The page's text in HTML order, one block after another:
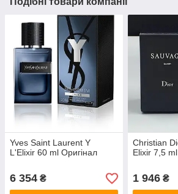
Yves Saint Laurent Y
L'Elixir 60 ml Оригінал
6 354 ₴
Christian
Elixir 7,5
1 946₴